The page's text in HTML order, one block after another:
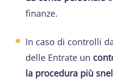
finanze.
In caso di controlli
delle Entrate un
la procedura più